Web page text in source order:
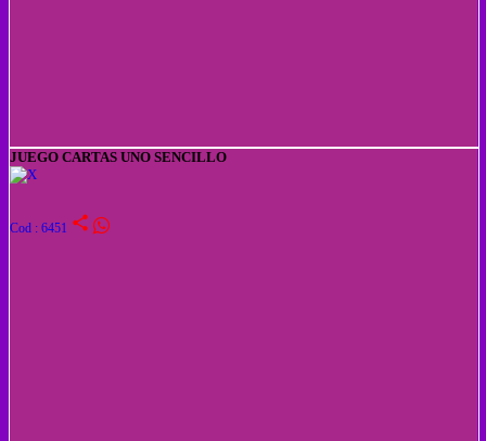
JUEGO CARTAS UNO SENCILLO
Cod : 6451 share